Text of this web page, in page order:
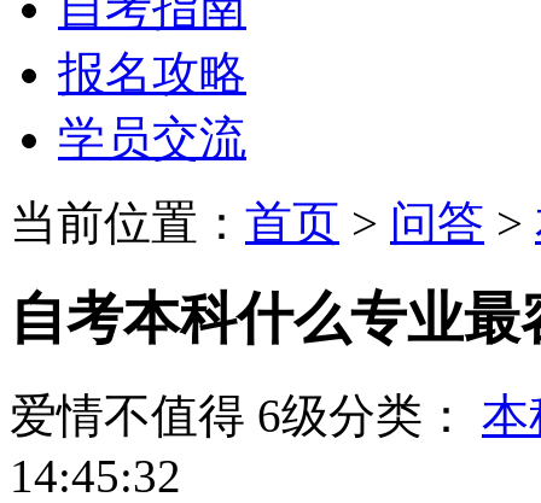
报名攻略
学员交流
当前位置： 首页 > 问答 >
自考本科什么专业最
爱情不值得 6级分类： 本
14:45:32